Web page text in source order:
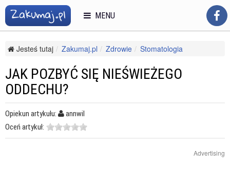
Jesteś tutaj Zakumaj.pl Zdrowie
Stomatologia
JAK POZBYĆ SIĘ NIEŚWIEŻEGO
ODDECHU?
Opiekun artykułu:
annwil
Oceń artykuł:
Advertising
MENU